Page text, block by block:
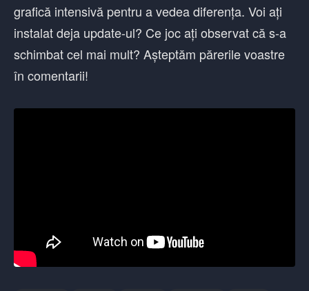
grafică intensivă pentru a vedea diferența. Voi ați
instalat deja update-ul? Ce joc ați observat că s-a
schimbat cel mai mult? Așteptăm părerile voastre
în comentarii!